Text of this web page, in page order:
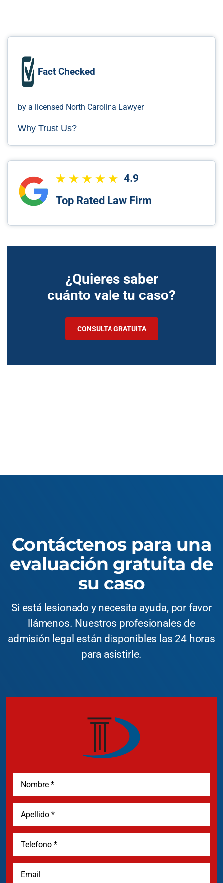
Fact Checked
by a licensed North Carolina Lawyer
Why Trust Us?
4.9
Top Rated Law Firm
¿Quieres saber
cuánto vale tu caso?
CONSULTA GRATUITA
Contáctenos para una
evaluación gratuita de
su caso
Si está lesionado y necesita ayuda, por favor
llámenos. Nuestros profesionales de
admisión legal están disponibles las 24 horas
para asistirle.